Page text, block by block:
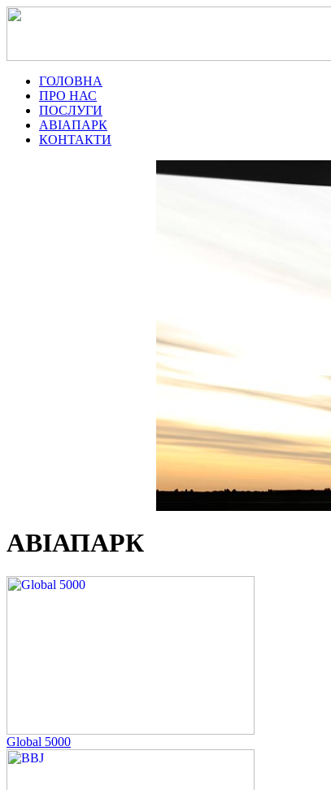
ГОЛОВНА
ПРО НАС
ПОСЛУГИ
АВІАПАРК
КОНТАКТИ
АВІАПАРК
Global 5000